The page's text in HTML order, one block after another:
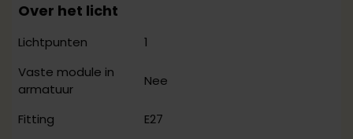
Over het licht
Lichtpunten
1
Vaste module in
armatuur
Nee
Fitting
E27